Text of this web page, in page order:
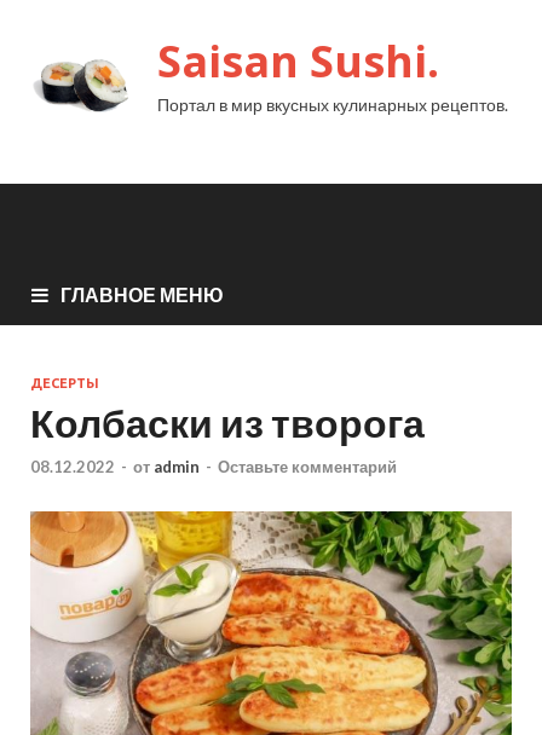
Saisan Sushi.
Портал в мир вкусных кулинарных рецептов.
ГЛАВНОЕ МЕНЮ
ДЕСЕРТЫ
Колбаски из творога
08.12.2022 - от admin - Оставьте комментарий